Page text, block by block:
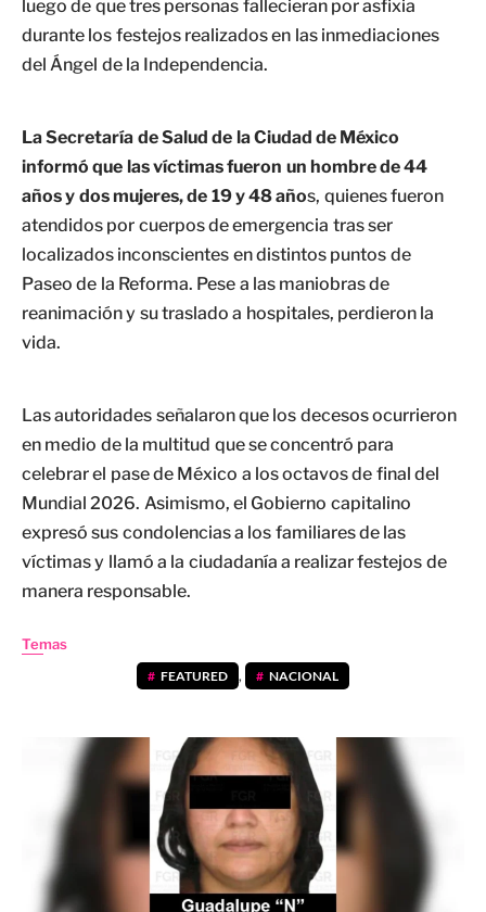
luego de que tres personas fallecieran por asfixia
durante los festejos realizados en las inmediaciones
del Ángel de la Independencia.
La Secretaría de Salud de la Ciudad de México
informó que las víctimas fueron un hombre de 44
años y dos mujeres, de 19 y 48 años, quienes fueron
atendidos por cuerpos de emergencia tras ser
localizados inconscientes en distintos puntos de
Paseo de la Reforma. Pese a las maniobras de
reanimación y su traslado a hospitales, perdieron la
vida.
Las autoridades señalaron que los decesos ocurrieron
en medio de la multitud que se concentró para
celebrar el pase de México a los octavos de final del
Mundial 2026. Asimismo, el Gobierno capitalino
expresó sus condolencias a los familiares de las
víctimas y llamó a la ciudadanía a realizar festejos de
manera responsable.
Temas
FEATURED , NACIONAL